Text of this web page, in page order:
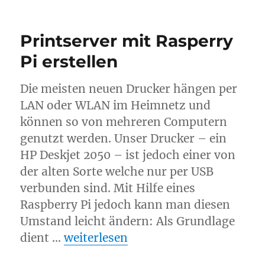
Printserver mit Rasperry
Pi erstellen
Die meisten neuen Drucker hängen per
LAN oder WLAN im Heimnetz und
können so von mehreren Computern
genutzt werden. Unser Drucker – ein
HP Deskjet 2050 – ist jedoch einer von
der alten Sorte welche nur per USB
verbunden sind. Mit Hilfe eines
Raspberry Pi jedoch kann man diesen
Umstand leicht ändern: Als Grundlage
dient …„Printserver mit Rasperry Pi
weiterlesen